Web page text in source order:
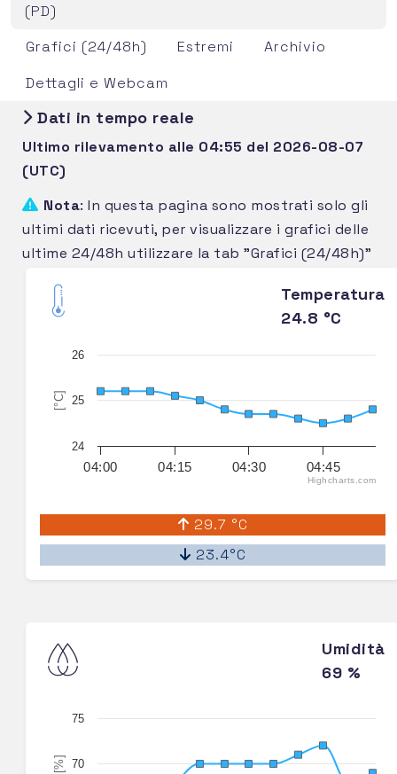
(PD)
Grafici (24/48h)
Estremi
Archivio
Dettagli e Webcam
Dati in tempo reale
Ultimo rilevamento alle 04:55 del 2026-08-07
(UTC)
Nota: In questa pagina sono mostrati solo gli
ultimi dati ricevuti, per visualizzare i grafici delle
ultime 24/48h utilizzare la tab "Grafici (24/48h)"
Temperatura
24.8 °C
[°C]
04:00 04:15 04:30 04:45
24
25
26
Highcharts.com
29.7 °C
23.4°C
Umidità
69 %
[%] 70
75